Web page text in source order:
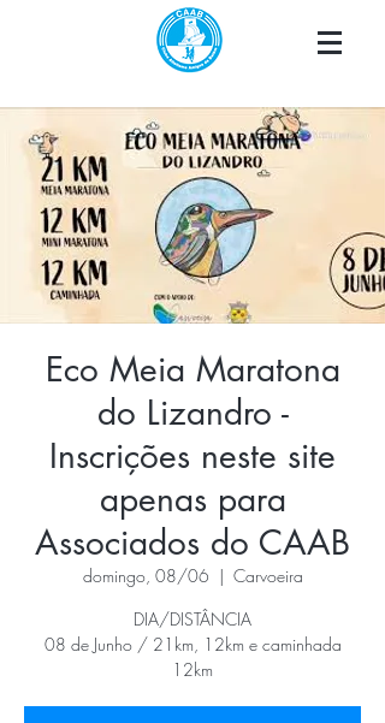
Eco Meia Maratona
do Lizandro -
Inscrições neste site
apenas para
Associados do CAAB
domingo, 08/06
  |
Carvoeira
DIA/DISTÂNCIA
08 de Junho / 21km, 12km e caminhada
12km